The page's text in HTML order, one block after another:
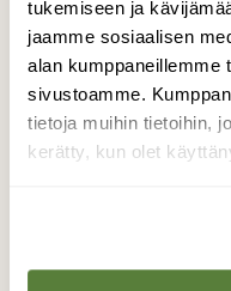
tukemiseen ja
jaamme sosiaalisen
alan kumppaneillemme
sivustoamme.
tietoja muihin tietoihin,
kerätty, kun olet
Valokuvaaja: Arja